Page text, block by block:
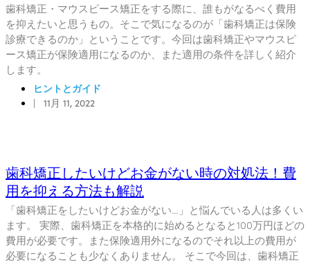
歯科矯正・マウスピース矯正をする際に、誰もがなるべく費用
を抑えたいと思うもの。そこで気になるのが「歯科矯正は保険
診療できるのか」ということです。今回は歯科矯正やマウスピ
ース矯正が保険適用になるのか、また適用の条件を詳しく紹介
します。
ヒントとガイド
|
11月 11, 2022
歯科矯正したいけどお金がない時の対処法！費
用を抑える方法も解説
「歯科矯正をしたいけどお金がない…」と悩んでいる人は多くい
ます。 実際、歯科矯正を本格的に始めるとなると100万円ほどの
費用が必要です。また保険適用外になるのでそれ以上の費用が
必要になることも少なくありません。 そこで今回は、歯科矯正